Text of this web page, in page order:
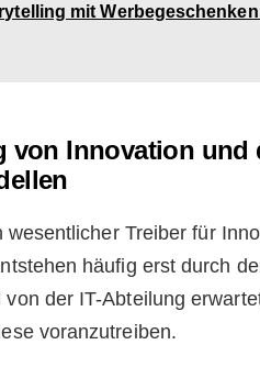
mit
von Innovation und
wesentlicher Treiber für
häufig erst durch
der IT-Abteilung
voranzutreiben.